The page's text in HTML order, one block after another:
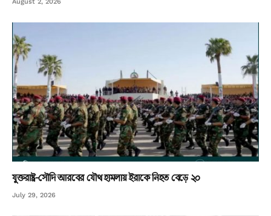
August 2, 2026
যুক্তরাষ্ট্র-সৌদি আরবের যৌথ হামলায় ইরাকে নিহত বেড়ে ২০
July 29, 2026